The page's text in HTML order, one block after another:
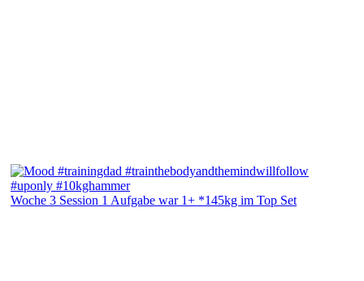
Woche 3 Session 1 Aufgabe war 1+ *145kg im Top Set